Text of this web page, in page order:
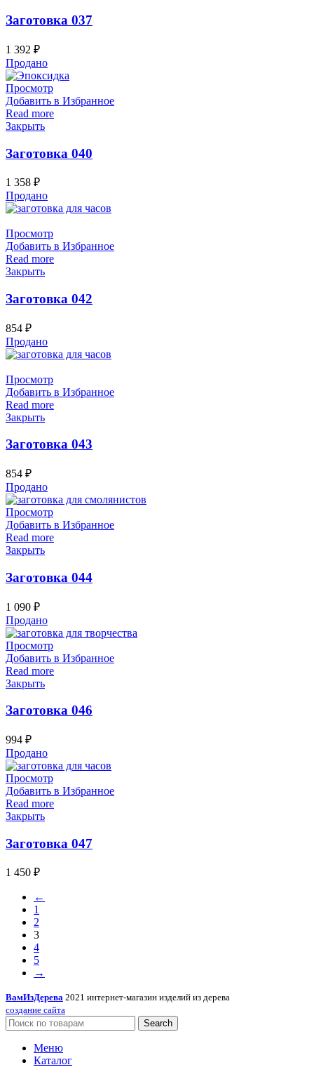
Заготовка 037
1 392 ₽
Продано
Просмотр
Добавить в Избранное
Read more
Закрыть
Заготовка 040
1 358 ₽
Продано
Просмотр
Добавить в Избранное
Read more
Закрыть
Заготовка 042
854 ₽
Продано
Просмотр
Добавить в Избранное
Read more
Закрыть
Заготовка 043
854 ₽
Продано
Просмотр
Добавить в Избранное
Read more
Закрыть
Заготовка 044
1 090 ₽
Продано
Просмотр
Добавить в Избранное
Read more
Закрыть
Заготовка 046
994 ₽
Продано
Просмотр
Добавить в Избранное
Read more
Закрыть
Заготовка 047
1 450 ₽
←
1
2
3
4
5
→
ВамИзДерева 2021 интернет-магазин изделий из дерева
создание сайта
Search
Меню
Каталог